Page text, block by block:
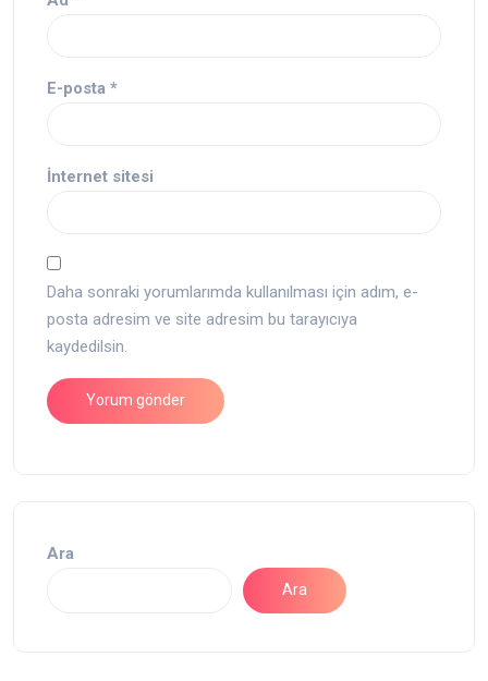
E-posta *
İnternet sitesi
Daha sonraki yorumlarımda kullanılması için adım, e-
posta adresim ve site adresim bu tarayıcıya
kaydedilsin.
Ara
Ara